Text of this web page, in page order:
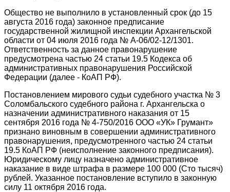
Общество не выполнило в установленный срок (до 15
августа 2016 года) законное предписание
государственной жилищной инспекции Архангельской
области от 04 июля 2016 года № А-06/02-12/1301.
Ответственность за данное правонарушение
предусмотрена частью 24 статьи 19.5 Кодекса об
административных правонарушения Российской
Федерации (далее - КоАП РФ).
Постановлением мирового судьи судебного участка № 3
Соломбальского судебного района г. Архангельска о
назначении административного наказания от 15
сентября 2016 года № 4-750/2016 ООО «УК» Грумант»
признано виновным в совершении административного
правонарушения, предусмотренного частью 24 статьи
19.5 КоАП РФ (неисполнение законного предписания).
Юридическому лицу назначено административное
наказание в виде штрафа в размере 100 000 (Сто тысяч)
рублей. Указанное постановление вступило в законную
силу 11 октября 2016 года.